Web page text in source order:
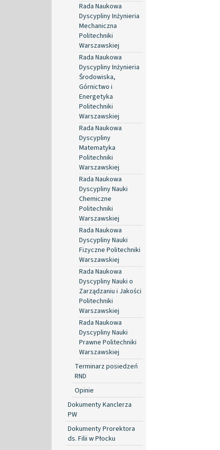
Rada Naukowa
Dyscypliny Inżynieria
Mechaniczna
Politechniki
Warszawskiej
Rada Naukowa
Dyscypliny Inżynieria
Środowiska,
Górnictwo i
Energetyka
Politechniki
Warszawskiej
Rada Naukowa
Dyscypliny
Matematyka
Politechniki
Warszawskiej
Rada Naukowa
Dyscypliny Nauki
Chemiczne
Politechniki
Warszawskiej
Rada Naukowa
Dyscypliny Nauki
Fizyczne Politechniki
Warszawskiej
Rada Naukowa
Dyscypliny Nauki o
Zarządzaniu i Jakości
Politechniki
Warszawskiej
Rada Naukowa
Dyscypliny Nauki
Prawne Politechniki
Warszawskiej
Terminarz posiedzeń
RND
Opinie
Dokumenty Kanclerza
PW
Dokumenty Prorektora
ds. Filii w Płocku